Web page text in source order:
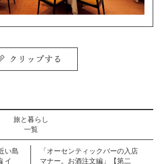
旅と暮らし
一覧
い島
イ
「オーセンティックバーの入店
マナー。お酒注文編」【第二